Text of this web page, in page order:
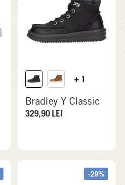
+ 1
Bradley Y Classic
329,90 LEI
-29%